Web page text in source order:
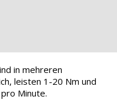
in mehreren
leisten 1-20 Nm und
Minute.